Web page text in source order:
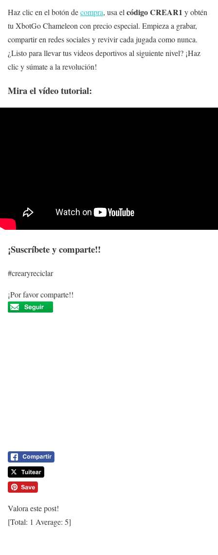
Haz clic en el botón decompra, usa el código CREAR1 y obtén
tu XbotGo Chameleon con precio especial. Empieza a grabar,
compartir en redes sociales y revivir cada jugada como nunca.
¿Listo para llevar tus videos deportivos al siguiente nivel? ¡Haz
clic y súmate a la revolución!
Mira el vídeo tutorial:
¡Suscríbete y comparte!!
#crearyreciclar
¡Por favor comparte!!
Valora este post!
[Total: 1 Average: 5]